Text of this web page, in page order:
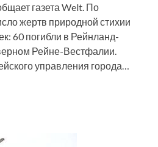
газета Welt. По
жертв природной стихии
60 погибли в Рейнланд-
Рейне-Вестфалии.
управления города…